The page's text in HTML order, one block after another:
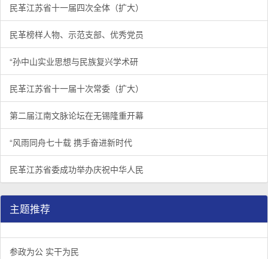
民革江苏省十一届四次全体（扩大）
民革榜样人物、示范支部、优秀党员
“孙中山实业思想与民族复兴学术研
民革江苏省十一届十次常委（扩大）
第二届江南文脉论坛在无锡隆重开幕
“风雨同舟七十载 携手奋进新时代
民革江苏省委成功举办庆祝中华人民
主题推荐
参政为公 实干为民